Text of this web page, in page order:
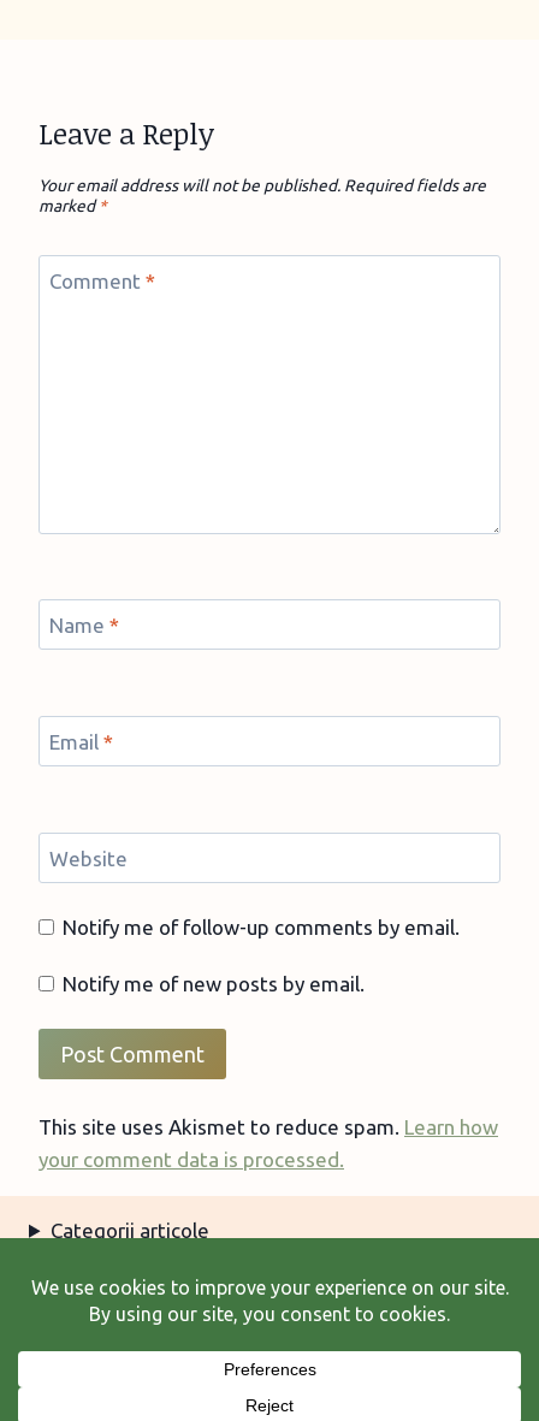
Leave a Reply
Your email address will not be published. Required fields are
marked*
Comment *
Name *
Email *
Website
Notify me of follow-up comments by email.
Notify me of new posts by email.
This site uses Akismet to reduce spam. Learn how
your comment data is processed.
Categorii articole
Arhiva articole